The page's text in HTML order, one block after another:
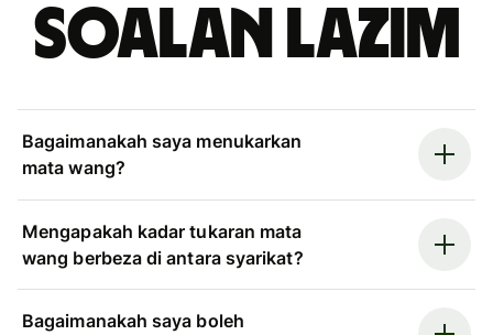
Soalan Lazim
Bagaimanakah saya menukarkan
mata wang?
Mengapakah kadar tukaran mata
wang berbeza di antara syarikat?
Bagaimanakah saya boleh